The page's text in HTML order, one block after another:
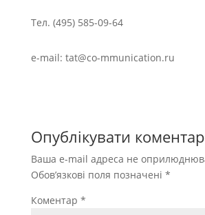
Тел. (495) 585-09-64
e-mail: tat@co-mmunication.ru
Опублікувати коментар
Ваша e-mail адреса не
Обов’язкові поля позначені *
Коментар *